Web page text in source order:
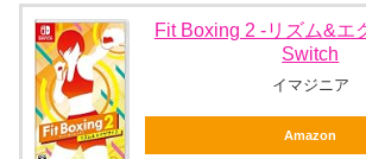
Fit Boxing 2 -リズム&エ
Switch
イマジニア
Amazon